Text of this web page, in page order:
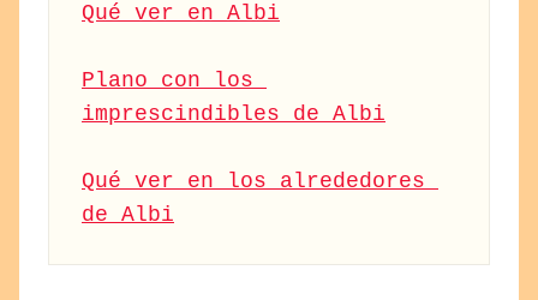
Qué ver en Albi
Plano con los
imprescindibles de Albi
Qué ver en los alrededores
de Albi